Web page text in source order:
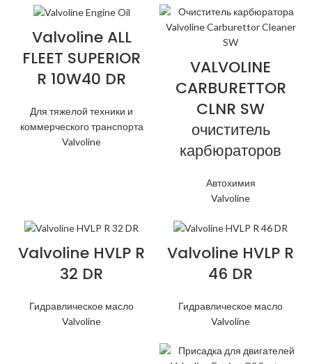
Valvoline ALL
FLEET SUPERIOR
R 10W40 DR
Для тяжелой техники и
коммерческого транспорта
Valvoline
VALVOLINE
CARBURETTOR
CLNR SW
очиститель
карбюраторов
Автохимия
Valvoline
Valvoline HVLP R
32 DR
Гидравлическое масло
Valvoline
Valvoline HVLP R
46 DR
Гидравлическое масло
Valvoline